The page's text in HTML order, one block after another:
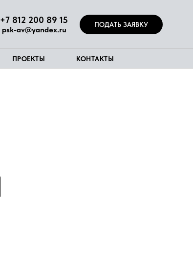
+7 812 200 89 15
psk-av@yandex.ru
ПОДАТЬ ЗАЯВКУ
ПРОЕКТЫ КОНТАКТЫ